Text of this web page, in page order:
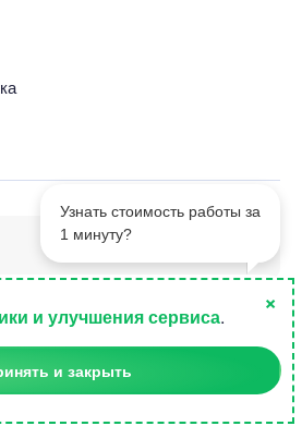
1
Узнать стоимость работы за
1 минуту?
Шевченко 23а
и улучшения сервиса.
×
и закрыть